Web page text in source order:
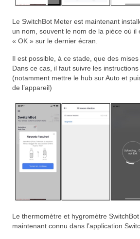
Le SwitchBot Meter est maintenant
un nom, souvent le nom de la pièce où il
« OK » sur le dernier écran.
Il est possible, à ce stade, que des
Dans ce cas, il faut suivre les instructions
(notamment mettre le hub sur Auto et
de l’appareil)
Le thermomètre et hygromètre
maintenant connu dans l’application